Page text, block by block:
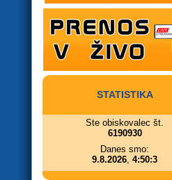
STATISTIKA
Ste obiskovalec št.
6190930
Danes smo:
9.8.2026, 4:50:3